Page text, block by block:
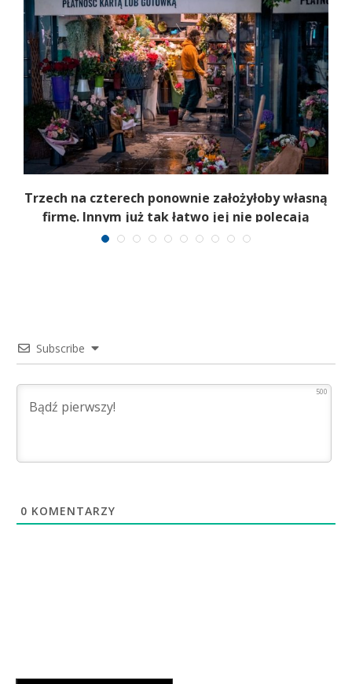
Trzech na czterech ponownie założyłoby własną
firmę. Innym już tak łatwo jej nie polecają
Subscribe
500
0 KOMENTARZY